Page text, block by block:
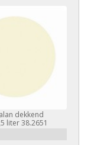
dekkend
liter 38.2651